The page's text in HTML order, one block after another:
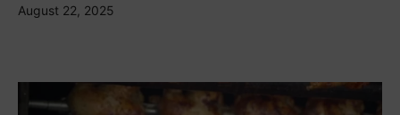
August 22, 2025